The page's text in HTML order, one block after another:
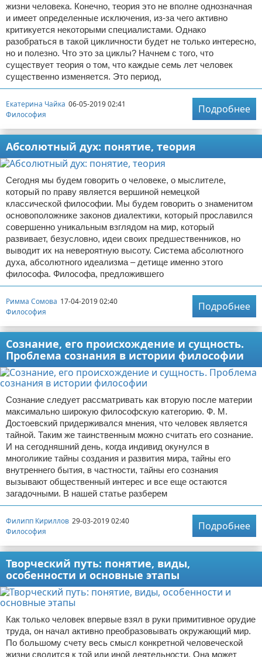
жизни человека. Конечно, теория это не вполне однозначная
и имеет определенные исключения, из-за чего активно
критикуется некоторыми специалистами. Однако
разобраться в такой цикличности будет не только интересно,
но и полезно. Что это за циклы? Начнем с того, что
существует теория о том, что каждые семь лет человек
существенно изменяется. Это период,
Екатерина Чайка 06-05-2019 02:41
Философия
Подробнее
Абсолютный дух: понятие, теория
Сегодня мы будем говорить о человеке, о мыслителе,
который по праву является вершиной немецкой
классической философии. Мы будем говорить о знаменитом
основоположнике законов диалектики, который прославился
совершенно уникальным взглядом на мир, который
развивает, безусловно, идеи своих предшественников, но
выводит их на невероятную высоту. Система абсолютного
духа, абсолютного идеализма – детище именно этого
философа. Философа, предложившего
Римма Сомова 17-04-2019 02:40
Философия
Подробнее
Сознание, его происхождение и сущность.
Проблема сознания в истории философии
Сознание следует рассматривать как вторую после материи
максимально широкую философскую категорию. Ф. М.
Достоевский придерживался мнения, что человек является
тайной. Таким же таинственным можно считать его сознание.
И на сегодняшний день, когда индивид окунулся в
многоликие тайны создания и развития мира, тайны его
внутреннего бытия, в частности, тайны его сознания
вызывают общественный интерес и все еще остаются
загадочными. В нашей статье разберем
Филипп Кириллов 29-03-2019 02:40
Философия
Подробнее
Творческий путь: понятие, виды,
особенности и основные этапы
Как только человек впервые взял в руки примитивное орудие
труда, он начал активно преобразовывать окружающий мир.
По большому счету весь смысл конкретной человеческой
жизни сводится к той или иной деятельности. Она может